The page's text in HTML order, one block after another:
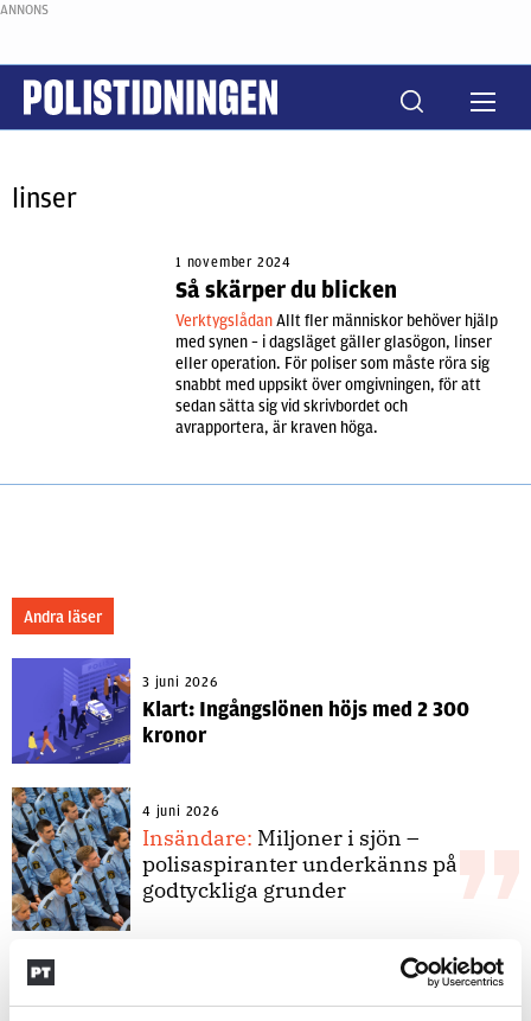
ANNONS
linser
1 november 2024
Så skärper du blicken
Verktygslådan Allt fler människor behöver hjälp
med synen – i dagsläget gäller glasögon, linser
eller operation. För poliser som måste röra sig
snabbt med uppsikt över omgivningen, för att
sedan sätta sig vid skrivbordet och
avrapportera, är kraven höga.
Andra läser
3 juni 2026
Klart: Ingångslönen höjs med 2 300
kronor
4 juni 2026
Insändare: Miljoner i sjön –
polisaspiranter underkänns på
godtyckliga grunder
Jens Mårtensson:Snart 20 år i tjänst